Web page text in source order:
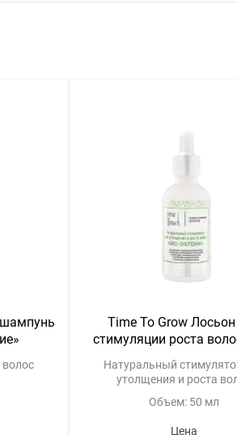
Time To Grow
стимуляции роста
Энерджи"
Натуральный
утолщения и роста
Объем: 50 мл
Цена